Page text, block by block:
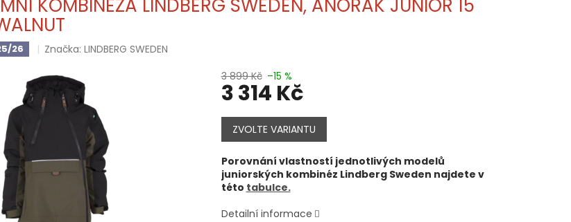
KOMBINÉZA LINDBERG SWEDEN, ANORAK JUNIOR 15
26 Značka:LINDBERG SWEDEN
3 899 Kč –15 %
3 314 Kč
Měrná
cena:
ZVOLTE VARIANTU
Porovnání vlastností jednotlivých modelů
juniorských kombinéz Lindberg Sweden najdete v
této tabulce.
Detailní informace